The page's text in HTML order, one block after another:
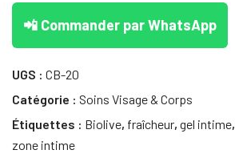
📲 Commander par WhatsApp
UGS : CB-20
Catégorie : Soins Visage & Corps
Étiquettes : Biolive, fraîcheur, gel intime,
zone intime